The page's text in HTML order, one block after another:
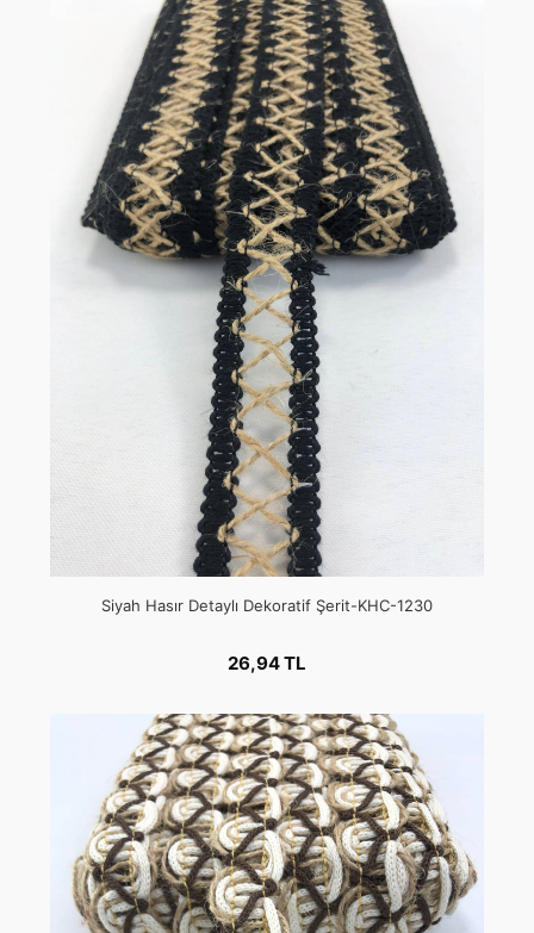
Siyah Hasır Detaylı Dekoratif Şerit-KHC-1230
26,94 TL